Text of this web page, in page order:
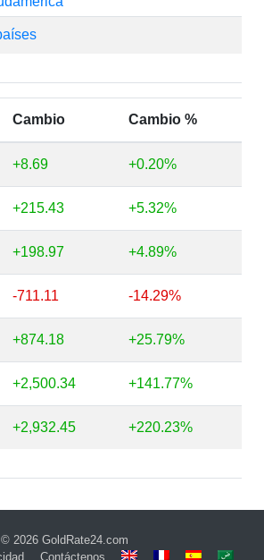
Cambio Cambio %
+8.69 +0.20%
+215.43 +5.32%
+198.97 +4.89%
-711.11 -14.29%
+874.18 +25.79%
+2,500.34 +141.77%
+2,932.45 +220.23%
© 2026 GoldRate24.com
Contáctenos